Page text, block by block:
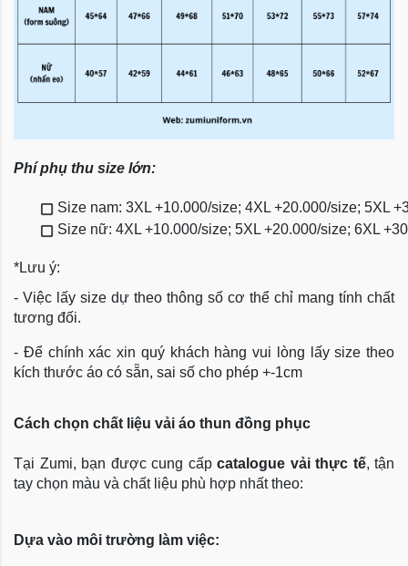
Phí phụ thu size lớn:
Size nam: 3XL +10.000/size; 4XL +20.000/size; 5XL
Size nữ: 4XL +10.000/size; 5XL +20.000/size; 6XL
*Lưu ý:
- Việc lấy size dự theo thông số cơ thể chỉ mang tính chất
tương đối.
- Để chính xác xin quý khách hàng vui lòng lấy size theo
kích thước áo có sẵn, sai số cho phép +-1cm
Cách chọn chất liệu vải áo thun đồng phục
Tại Zumi, bạn được cung cấp catalogue vải thực tế, tận
tay chọn màu và chất liệu phù hợp nhất theo:
Dựa vào môi trường làm việc: